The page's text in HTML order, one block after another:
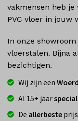
vakmensen heb
PVC vloer in jouw
In onze
vloerstalen. Bijna
bezichtigen.
Wij zijn een
Al 15+ jaar
De allerbeste